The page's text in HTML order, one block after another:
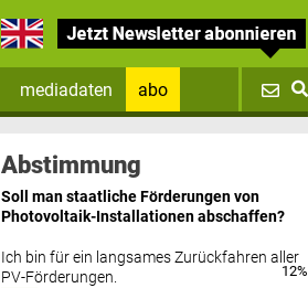
mediadaten
abo
Abstimmung
Soll man staatliche Förderungen von
Photovoltaik-Installationen abschaffen?
Ich bin für ein langsames Zurückfahren aller
PV-Förderungen.
12%